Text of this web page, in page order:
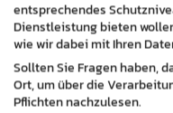
entsprechendes
Dienstleistung bieten
wie wir dabei mit Ihren
Sollten Sie Fragen haben,
Ort, um über die
Pflichten nachzulesen.